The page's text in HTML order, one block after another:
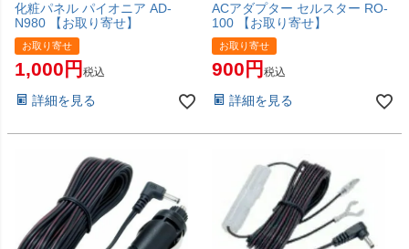
化粧パネル パイオニア AD-
N980 【お取り寄せ】
お取り寄せ
1,000 税込
詳細を見る
ACアダプター セルスター RO-
100 【お取り寄せ】
お取り寄せ
900 税込
詳細を見る